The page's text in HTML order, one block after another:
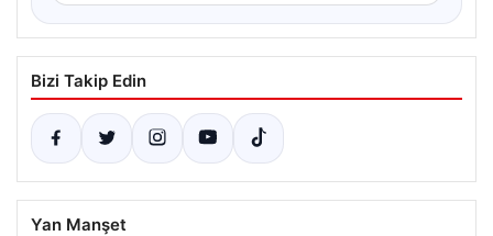
Bizi Takip Edin
Yan Manşet